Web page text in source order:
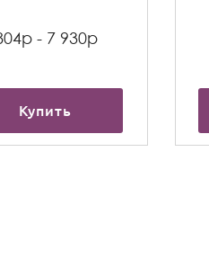
- 7 930р
Купить